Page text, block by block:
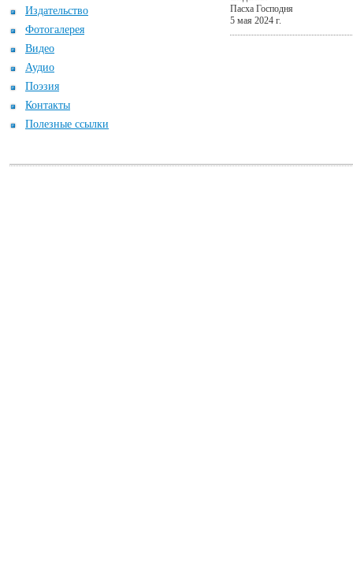
Издательство
Фотогалерея
Видео
Аудио
Поэзия
Контакты
Полезные ссылки
Пасха Господня
5 мая 2024 г.